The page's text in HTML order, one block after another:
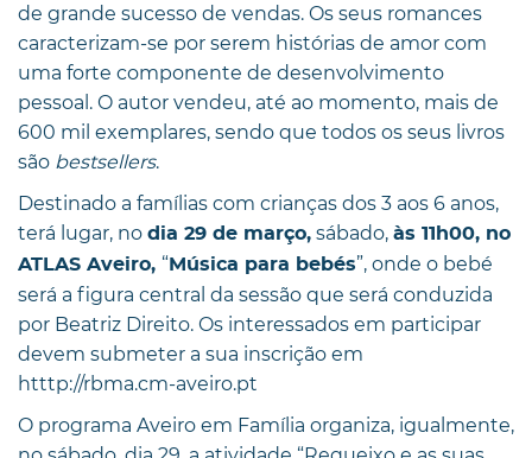
de grande sucesso de vendas. Os seus romances
caracterizam-se por serem histórias de amor com
uma forte componente de desenvolvimento
pessoal. O autor vendeu, até ao momento, mais de
600 mil exemplares, sendo que todos os seus livros
são bestsellers.
Destinado a famílias com crianças dos 3 aos 6 anos,
terá lugar, no dia 29 de março, sábado, às 11h00, no
ATLAS Aveiro, “Música para bebés”, onde o bebé
será a figura central da sessão que será conduzida
por Beatriz Direito. Os interessados em participar
devem submeter a sua inscrição em
htttp://rbma.cm-aveiro.pt
O programa Aveiro em Família organiza, igualmente,